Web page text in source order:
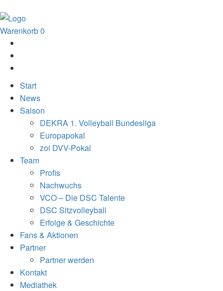
Warenkorb0
Start
News
Saison
DEKRA 1. Volleyball Bundesliga
Europapokal
zoi DVV-Pokal
Team
Profis
Nachwuchs
VCO – Die DSC Talente
DSC Sitzvolleyball
Erfolge & Geschichte
Fans & Aktionen
Partner
Partner werden
Kontakt
Mediathek